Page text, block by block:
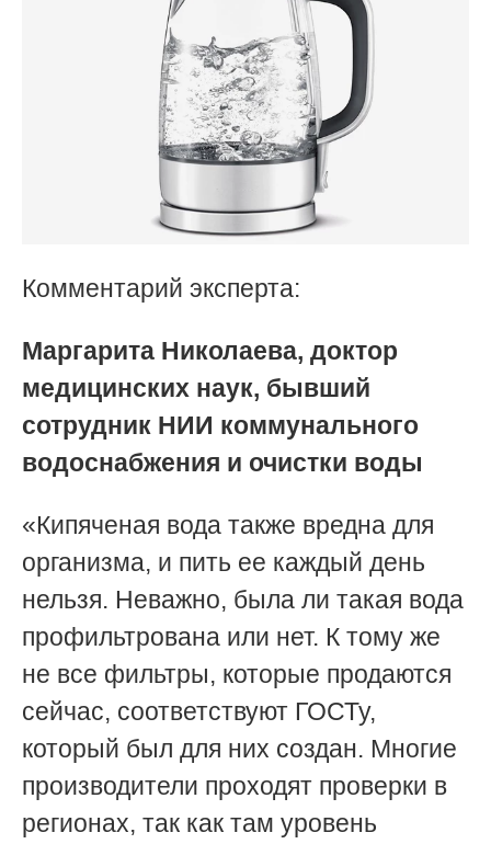
Комментарий эксперта:
Маргарита Николаева, доктор
медицинских наук, бывший
сотрудник НИИ коммунального
водоснабжения и очистки воды
«Кипяченая вода также вредна для
организма, и пить ее каждый день
нельзя. Неважно, была ли такая вода
профильтрована или нет. К тому же
не все фильтры, которые продаются
сейчас, соответствуют ГОСТу,
который был для них создан. Многие
производители проходят проверки в
регионах, так как там уровень